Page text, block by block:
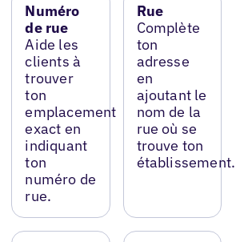
Numéro
de rue
Aide les
clients à
trouver
ton
emplacement
exact en
indiquant
ton
numéro de
rue.
Rue
Complète
ton
adresse
en
ajoutant le
nom de la
rue où se
trouve ton
établissement.